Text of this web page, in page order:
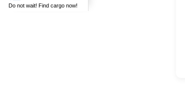
Do not wait! Find cargo now!